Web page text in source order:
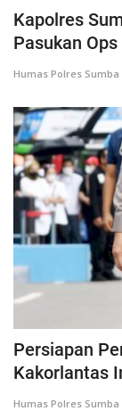
Kapolres
Pasukan
Humas Polres
Persiapan
Kakorlantas
Humas Polres